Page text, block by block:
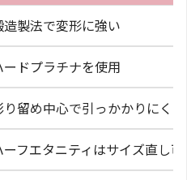
造製法で変形に強い
ードプラチナを使用
り留め中心で引っかかりにくい
ーフエタニティはサイズ直し